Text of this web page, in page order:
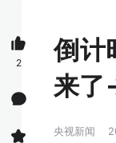
倒计
来
央视新闻
2